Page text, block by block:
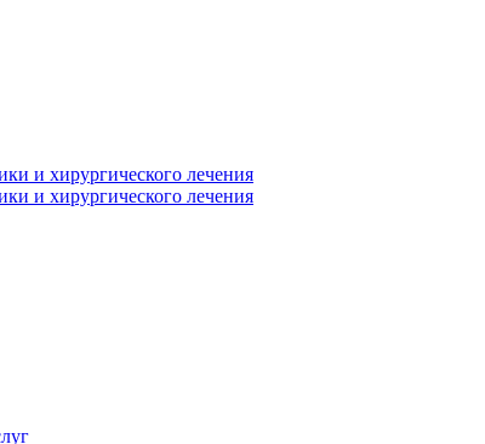
и хирургического лечения
и хирургического лечения